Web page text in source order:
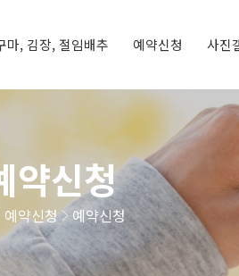
마, 김장, 절임배추 예약신청
예약신청
예약현황
사진
약신청
예약신청 예약신청